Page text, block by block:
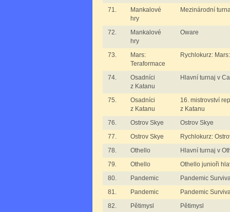
71.
Mankalové
hry
Mezinárodní
72.
Mankalové
hry
Oware
73.
Mars:
Teraformace
Rychlokurz:
74.
Osadníci
z Katanu
Hlavní turnaj v
75.
Osadníci
z Katanu
16. mistrovství
z Katanu
76.
Ostrov Skye
Ostrov Skye
77.
Ostrov Skye
Rychlokurz:
78.
Othello
Hlavní turnaj v
79.
Othello
Othello junioři
80.
Pandemic
Pandemic
81.
Pandemic
Pandemic
82.
Pětimysl Pětimysl